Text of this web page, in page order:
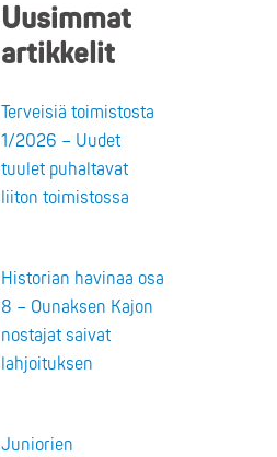
Uusimmat
artikkelit
Terveisiä toimistosta
1/2026 – Uudet
tuulet puhaltavat
liiton toimistossa
Historian havinaa osa
8 – Ounaksen Kajon
nostajat saivat
lahjoituksen
Juniorien